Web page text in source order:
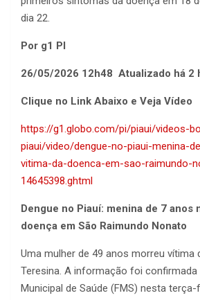
dia 22.
Por g1 PI
26/05/2026 12h48 Atualizado há 2
Clique no Link Abaixo e Veja Vídeo
https://g1.globo.com/pi/piaui/videos-
piaui/video/dengue-no-piaui-menina-
vitima-da-doenca-em-sao-raimundo-
14645398.ghtml
Dengue no Piauí: menina de 7 anos
doença em São Raimundo Nonato
Uma mulher de 49 anos morreu vítima
Teresina. A informação foi confirmada
Municipal de Saúde (FMS) nesta terça-